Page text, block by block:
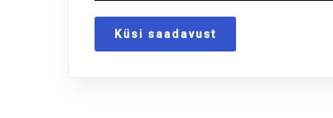
Küsi saadavust